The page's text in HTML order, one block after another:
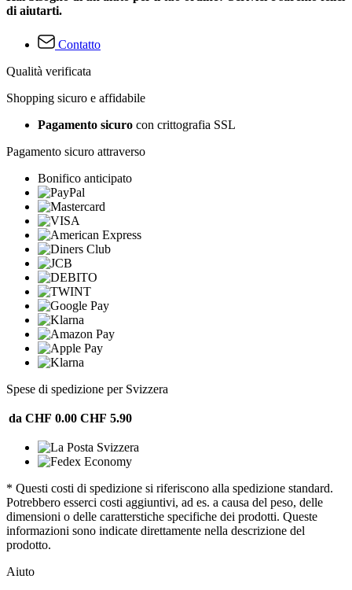
di aiutarti.
Contatto
Qualità verificata
Shopping sicuro e affidabile
Pagamento sicuro con crittografia SSL
Pagamento sicuro attraverso
Bonifico anticipato
Spese di spedizione per Svizzera
da CHF 0.00 CHF 5.90
* Questi costi di spedizione si riferiscono alla spedizione standard.
Potrebbero esserci costi aggiuntivi, ad es. a causa del peso, delle
dimensioni o delle caratterstiche specifiche dei prodotti. Queste
informazioni sono indicate direttamente nella descrizione del
prodotto.
Aiuto